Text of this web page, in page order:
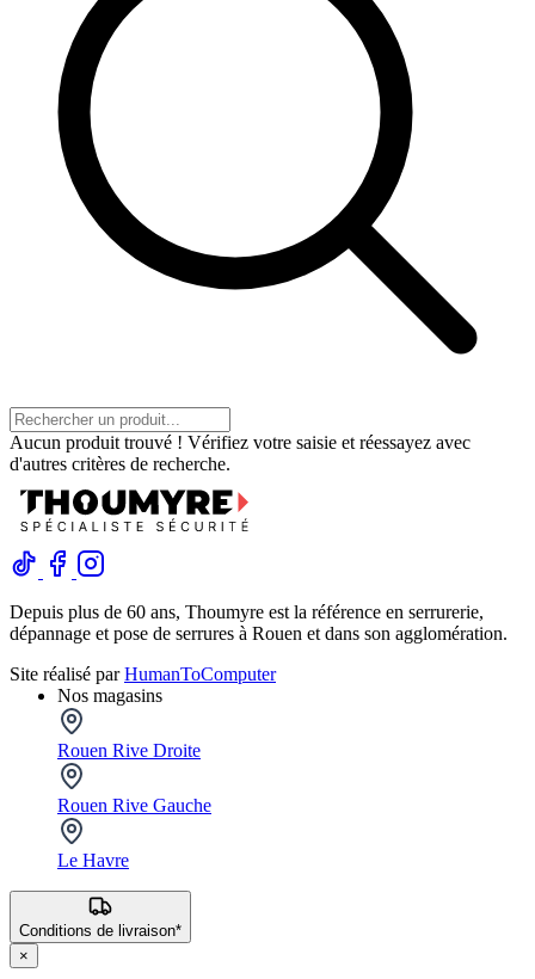
Aucun produit trouvé ! Vérifiez votre saisie et réessayez avec
d'autres critères de recherche.
Depuis plus de 60 ans, Thoumyre est la référence en serrurerie,
dépannage et pose de serrures à Rouen et dans son agglomération.
Site réalisé parHumanToComputer
Nos magasins
Rouen Rive Droite
Rouen Rive Gauche
Le Havre
Conditions de livraison*
×